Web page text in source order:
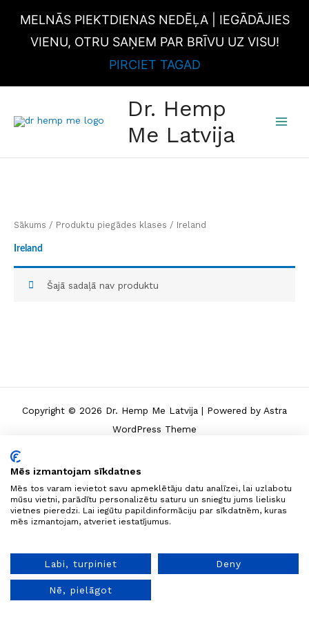
MELNĀS PIEKTDIENAS NEDĒĻA | IEGĀDĀJIES
VIENU, OTRU SAŅEM PAR BRĪVU UZ VISU!
PIRCIET TAGAD
content
Dr. Hemp
Me Latvija
Sākums / Produktu piegādes klases / Ireland
Ireland
Šajā sadaļā nav produktu
Copyright © 2026 Dr. Hemp Me Latvija | Powered by Astra
WordPress Theme
Mēs izmantojam sīkdatnes
Mēs tos varam ievietot savu apmeklētāju datu analīzei, lai uzlabotu
mūsu vietni, parādītu personalizētu saturu un sniegtu jums lielisku
vietnes pieredzi. Lai iegūtu papildinformāciju par sīkdatnēm, kuras
mēs izmantojam, atveriet iestatījumus.
Labi, turpiniet Deny
Nē, pielāgot